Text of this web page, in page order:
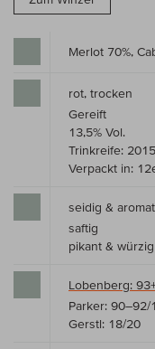
Merlot 70%,
rot, trocken
Gereift
13,5% Vol.
Trinkreife:
Verpackt in:
seidig &
saftig
pikant & würzig
Lobenberg:
Parker: 90–92/
Gerstl: 18/20